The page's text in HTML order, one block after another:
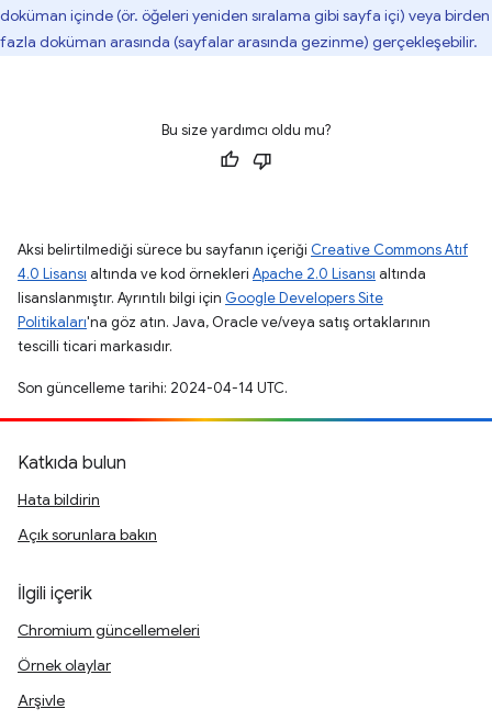
doküman içinde (ör. öğeleri yeniden sıralama gibi sayfa içi) veya birden
fazla doküman arasında (sayfalar arasında gezinme) gerçekleşebilir.
Bu size yardımcı oldu mu?
Aksi belirtilmediği sürece bu sayfanın içeriği Creative Commons Atıf
4.0 Lisansı altında ve kod örnekleri Apache 2.0 Lisansı altında
lisanslanmıştır. Ayrıntılı bilgi için Google Developers Site
Politikaları'na göz atın. Java, Oracle ve/veya satış ortaklarının
tescilli ticari markasıdır.
Son güncelleme tarihi: 2024-04-14 UTC.
Katkıda bulun
Hata bildirin
Açık sorunlara bakın
İlgili içerik
Chromium güncellemeleri
Örnek olaylar
Arşivle